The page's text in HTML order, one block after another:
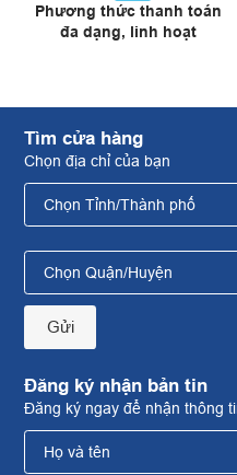
Phương thức thanh toán
đa dạng, linh hoạt
Tìm cửa hàng
Chọn địa chỉ của bạn
Gửi
Đăng ký nhận bản tin
Đăng ký ngay để nhận thông